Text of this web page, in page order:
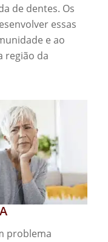
de dentes. Os
essas
e ao
região da
problema